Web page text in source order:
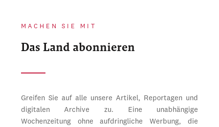
MACHEN SIE MIT
Das Land abonnieren
Greifen Sie auf alle unsere Artikel, Reportagen und
digitalen Archive zu. Eine unabhängige
Wochenzeitung ohne aufdringliche Werbung, die